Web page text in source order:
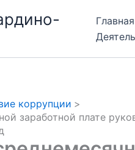
Главная
коррупции
заработной плате